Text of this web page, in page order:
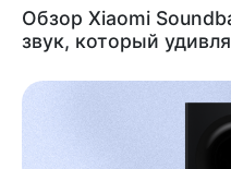
Обзор Xiaomi
звук, который